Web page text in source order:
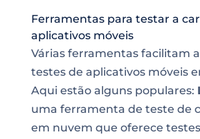
Ferramentas para testar a
aplicativos móveis
Várias ferramentas facilitam
testes de aplicativos móveis
Aqui estão alguns populares:
uma ferramenta de teste de
em nuvem que oferece